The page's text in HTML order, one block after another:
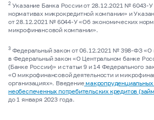
2Указание Банка России от 28.12.2021 №6043-У
нормативах микрокредитной компании» и
от 28.12.2021 № 6044-У«Об экономических
микрофинансовой компании».
3Федеральный закон от 06.12.2021 № 398-ФЗ «О
в Федеральный закон «О Центральном банке
(Банке России)» и статьи 9 и 14 Федерального
«О микрофинансовой деятельности и
организациях». Введение
необеспеченных потребительских кредитов
до 1 января 2023 года.